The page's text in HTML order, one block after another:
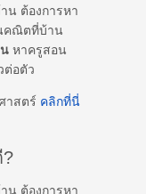
น ต้องการหา
คณิตที่บ้าน
หาครูสอน
ต่อตัว
าสตร์ คลิกที่นี่
น ต้องการหา